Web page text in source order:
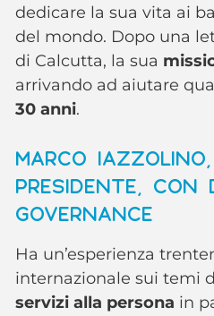
dedicare la sua vita ai
del mondo. Dopo una
di Calcutta, la sua
arrivando ad aiutare
30 anni.
MARCO
PRESIDENTE, CON
GOVERNANCE
Ha un’esperienza
internazionale sui temi
servizi alla persona in